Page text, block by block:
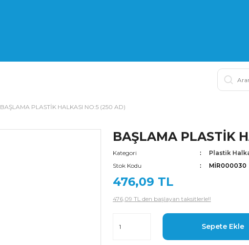
BAŞLAMA PLASTİK HALKASI NO:5 (250 AD)
BAŞLAMA PLASTİK
Kategori Plastik
Stok Kodu
MİR000030
476,09 TL
476,09 TL den başlayan taksitlerle!!
Sepete Ekle